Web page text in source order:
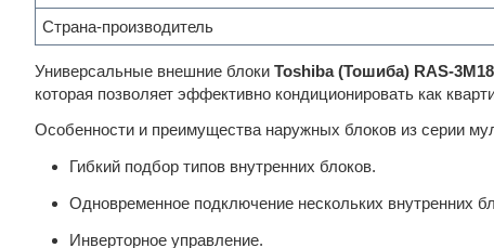
Страна-производитель
Универсальные внешние блоки Toshiba (Тошиба) RAS-
которая позволяет эффективно кондиционировать как
Особенности и преимущества наружных блоков из серии
Гибкий подбор типов внутренних блоков.
Одновременное подключение нескольких внутренних
Инверторное управление.